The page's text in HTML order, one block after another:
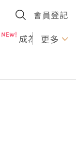
會員登記
成為U更多